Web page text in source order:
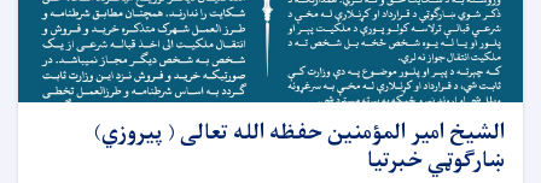
الشیخ امیر المؤمنین حفظه الله تعالی ( پیروزي)
ښارګوټي خبرتیا